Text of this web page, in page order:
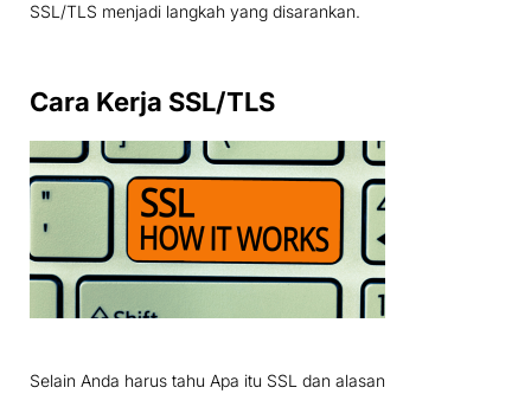
SSL/TLS menjadi langkah yang disarankan.
Cara Kerja SSL/TLS
Selain Anda harus tahu Apa itu SSL dan alasan